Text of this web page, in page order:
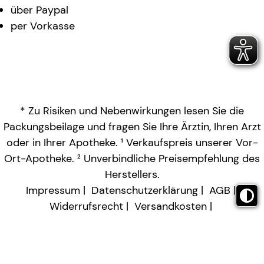
über Paypal
per Vorkasse
* Zu Risiken und Nebenwirkungen lesen Sie die
Packungsbeilage und fragen Sie Ihre Ärztin, Ihren Arzt
oder in Ihrer Apotheke. ¹ Verkaufspreis unserer Vor-
Ort-Apotheke. ² Unverbindliche Preisempfehlung des
Herstellers.
Impressum
Datenschutzerklärung
AGB
Widerrufsrecht
Versandkosten